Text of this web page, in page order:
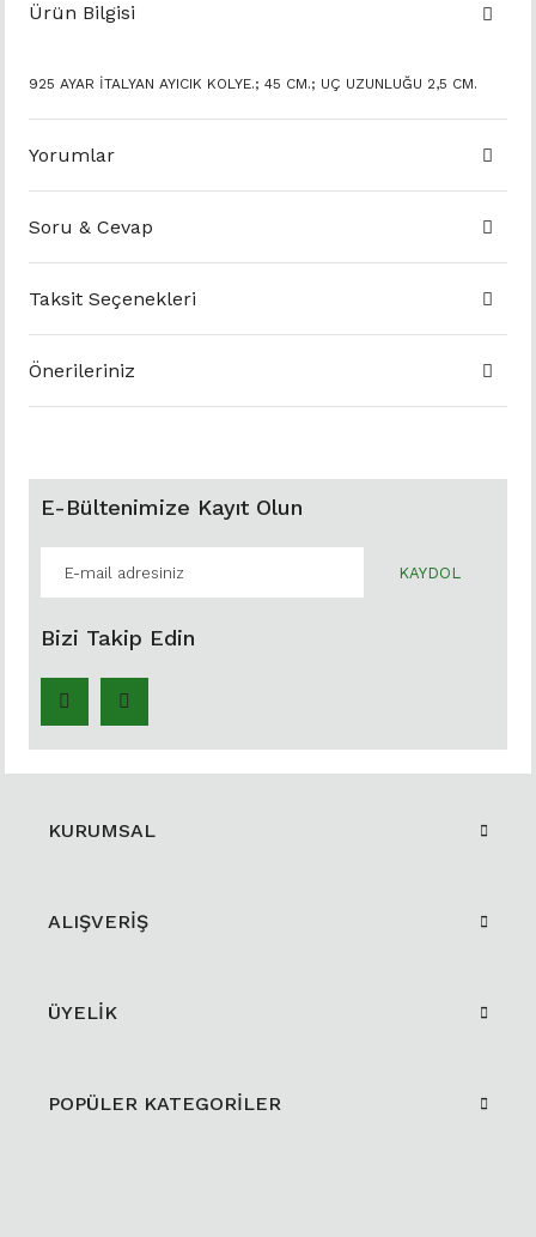
Ürün Bilgisi
925 AYAR İTALYAN AYICIK KOLYE.; 45 CM.; UÇ UZUNLUĞU 2,5 CM.
Yorumlar
Soru & Cevap
Taksit Seçenekleri
Önerileriniz
E-Bültenimize Kayıt Olun
KAYDOL
Bizi Takip Edin
KURUMSAL
ALIŞVERİŞ
ÜYELİK
POPÜLER KATEGORİLER